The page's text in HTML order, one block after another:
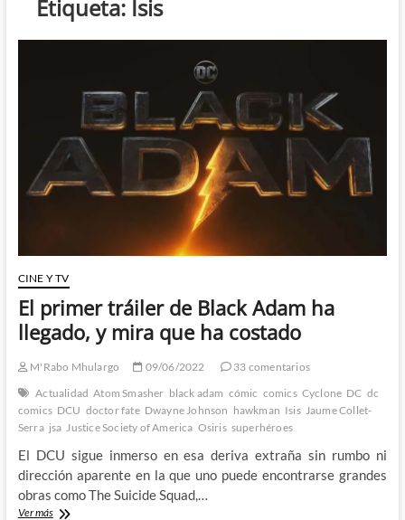
Etiqueta: Isis
CINE Y TV
El primer tráiler de Black Adam ha
llegado, y mira que ha costado
M'Rabo Mhulargo 09/06/2022
33 comentarios
Actualidad Atom Smasher black adam cómic comics Cyclone DC dc
comics DCU doctor fate Dwayne Johnson hawkman Isis Jaume Collet-
Serra jsa Justice Society of America Osiris superhéroes
El DCU sigue inmerso en esa deriva extraña sin rumbo ni
dirección aparente en la que uno puede encontrarse grandes
obras como The Suicide Squad,…
Ver másEl